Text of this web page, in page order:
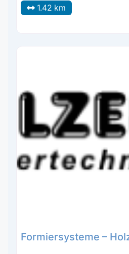
1.42 km
Formiersysteme –